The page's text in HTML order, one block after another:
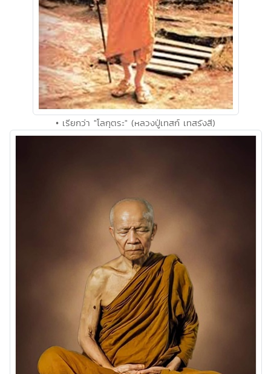
• เรียกว่า "โลกุตระ" (หลวงปู่เทสก์ เทสรังสี)